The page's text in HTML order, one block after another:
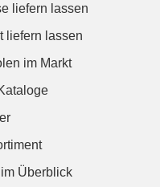
liefern lassen
liefern lassen
im Markt
Überblick